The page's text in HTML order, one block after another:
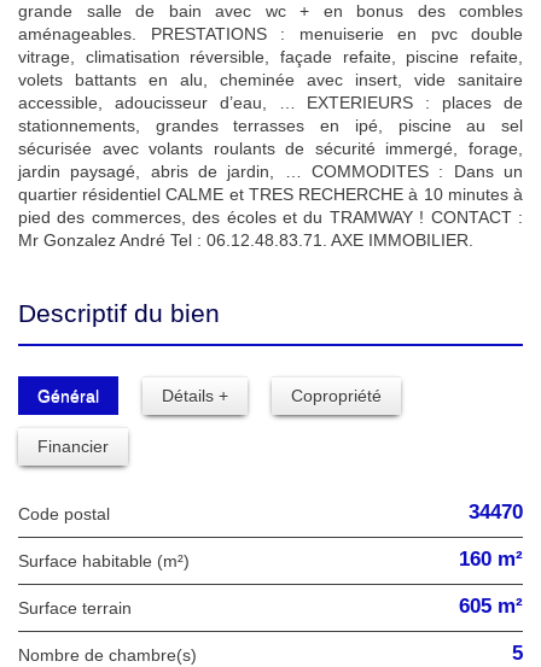
grande salle de bain avec wc + en bonus des combles
aménageables. PRESTATIONS : menuiserie en pvc double
vitrage, climatisation réversible, façade refaite, piscine refaite,
volets battants en alu, cheminée avec insert, vide sanitaire
accessible, adoucisseur d’eau, … EXTERIEURS : places de
stationnements, grandes terrasses en ipé, piscine au sel
sécurisée avec volants roulants de sécurité immergé, forage,
jardin paysagé, abris de jardin, … COMMODITES : Dans un
quartier résidentiel CALME et TRES RECHERCHE à 10 minutes à
pied des commerces, des écoles et du TRAMWAY ! CONTACT :
Mr Gonzalez André Tel : 06.12.48.83.71. AXE IMMOBILIER.
Descriptif du bien
Général Détails + Copropriété
Financier
Code postal 34470
Surface habitable (m²) 160 m²
surface terrain 605 m²
Nombre de chambre(s) 5